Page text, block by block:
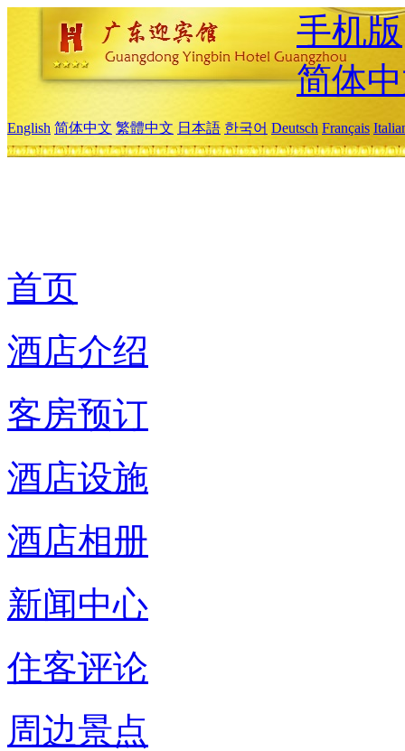
手机版
简体
English 简体中文 繁體中文 日本語 한국어 Deutsch Français
首页
酒店介绍
客房预订
酒店设施
酒店相册
新闻中心
住客评论
周边景点